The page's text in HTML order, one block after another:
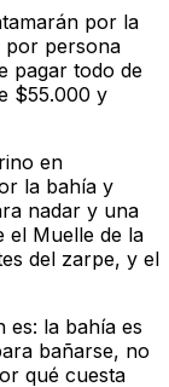
por la
por persona
pagar todo de
$55.000 y
en
la bahía y
nadar y una
el Muelle de la
del zarpe, y el
es: la bahía es
bañarse, no
qué cuesta